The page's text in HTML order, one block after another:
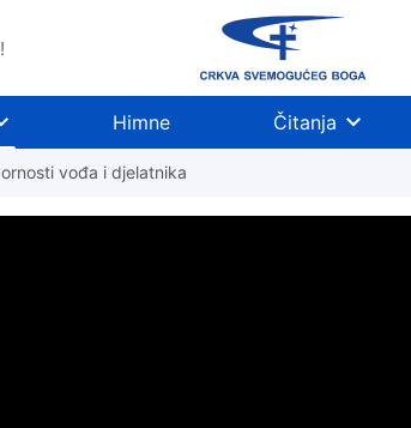
Himne Čitanja
vođa i djelatnika